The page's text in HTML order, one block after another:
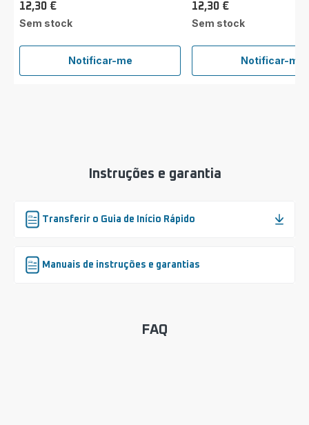
Notificar-me
Escova
Preço
12,30 €
Sem stock
Notificar-me
Preço
12,30 €
Sem stock
Instruções e garantia
Transferir o Guia de Início Rápido
Manuais de instruções e garantias
FAQ